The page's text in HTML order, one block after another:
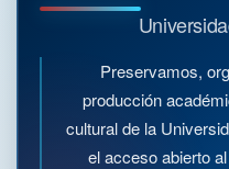
Preservamos,
producción
cultural de la
el acceso abierto